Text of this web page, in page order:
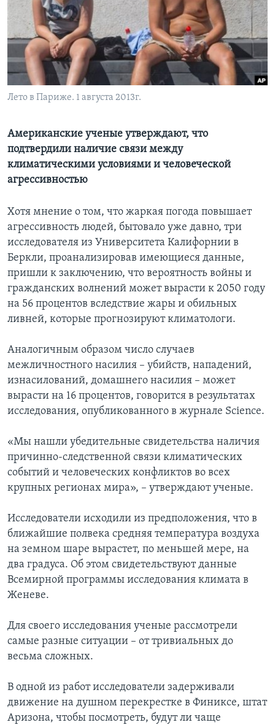
Learning English
СОЦИАЛЬНЫЕ СЕТИ
Лето в Париже. 1 августа 2013г.
Американские ученые утверждают, что
подтвердили наличие связи между
климатическими условиями и человеческой
агрессивностью
Хотя мнение о том, что жаркая погода повышает
агрессивность людей, бытовало уже давно, три
исследователя из Университета Калифорнии в
Беркли, проанализировав имеющиеся данные,
пришли к заключению, что вероятность войны и
гражданских волнений может вырасти к 2050 году
на 56 процентов вследствие жары и обильных
ливней, которые прогнозируют климатологи.
Аналогичным образом число случаев
межличностного насилия – убийств, нападений,
изнасилований, домашнего насилия – может
вырасти на 16 процентов, говорится в результатах
исследования, опубликованного в журнале Science.
«Мы нашли убедительные свидетельства наличия
причинно-следственной связи климатических
событий и человеческих конфликтов во всех
крупных регионах мира», – утверждают ученые.
Исследователи исходили из предположения, что в
ближайшие полвека средняя температура воздуха
на земном шаре вырастет, по меньшей мере, на
два градуса. Об этом свидетельствуют данные
Всемирной программы исследования климата в
Женеве.
Для своего исследования ученые рассмотрели
самые разные ситуации – от тривиальных до
весьма сложных.
В одной из работ исследователи задерживали
движение на душном перекрестке в Финиксе, штат
Аризона, чтобы посмотреть, будут ли чаще